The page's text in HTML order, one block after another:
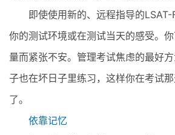
即使使用新的、远程指导的LSAT-
你的测试环境或在测试当天的感受。
量而紧张不安。管理考试焦虑的最好
子也在坏日子里练习，这样你在考试
了。
依靠记忆